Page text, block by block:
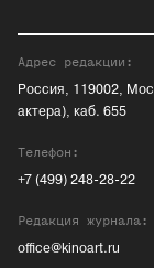
Адрес редакции:
Россия, 119002,
актера), каб. 655
Телефон:
+7 (499) 248-28-22
Редакция журнала:
office@kinoart.ru